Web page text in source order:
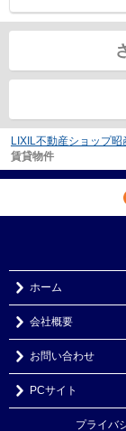
LIXIL不動産ショップ昭
賃貸物件
ホーム
会社概要
お問い合わせ
PCサイト
プライバ